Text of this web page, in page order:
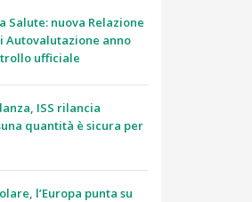
Salute: nuova Relazione
Autovalutazione anno
ufficiale
ISS rilancia
quantità è sicura per
l’Europa punta su